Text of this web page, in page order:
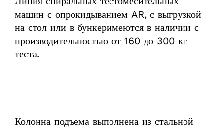
машин с опрокидыванием AR, с выгрузкой
на стол или в бункеримеются в наличии с
производительностью от 160 до 300 кг
теста.
Колонна подъема выполнена из стальной